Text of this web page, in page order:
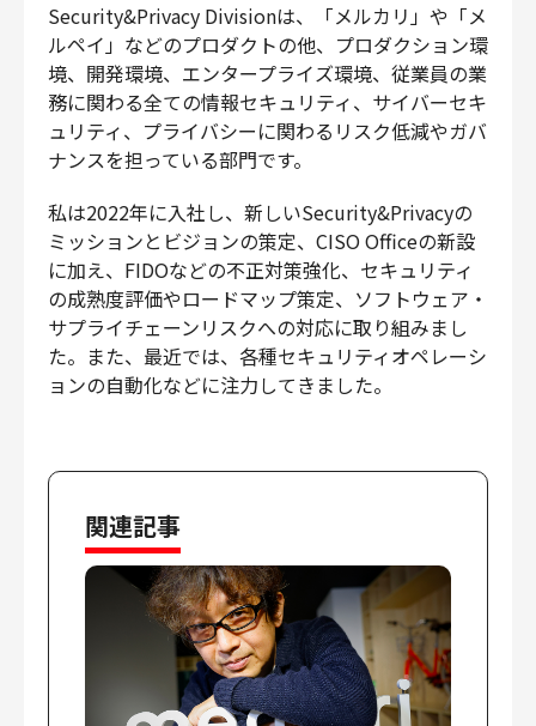
Security&Privacy Divisionは、「メルカリ」や「メ
ルペイ」などのプロダクトの他、プロダクション環
境、開発環境、エンタープライズ環境、従業員の業
務に関わる全ての情報セキュリティ、サイバーセキ
ュリティ、プライバシーに関わるリスク低減やガバ
ナンスを担っている部門です。
私は2022年に入社し、新しいSecurity&Privacyの
ミッションとビジョンの策定、CISO Officeの新設
に加え、FIDOなどの不正対策強化、セキュリティ
の成熟度評価やロードマップ策定、ソフトウェア・
サプライチェーンリスクへの対応に取り組みまし
た。また、最近では、各種セキュリティオペレーシ
ョンの自動化などに注力してきました。
関連記事